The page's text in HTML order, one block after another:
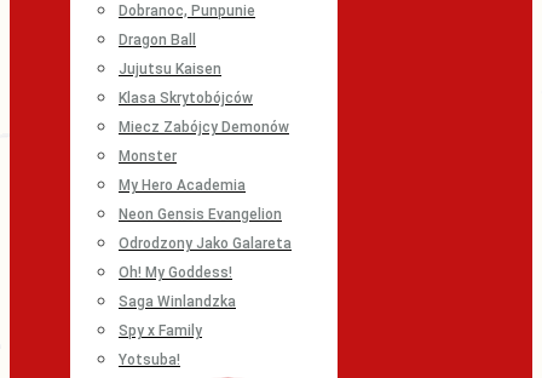
Dobranoc, Punpunie
Dragon Ball
Jujutsu Kaisen
Klasa Skrytobójców
Miecz Zabójcy Demonów
Monster
My Hero Academia
Neon Gensis Evangelion
Odrodzony Jako Galareta
Oh! My Goddess!
Saga Winlandzka
Spy x Family
Yotsuba!